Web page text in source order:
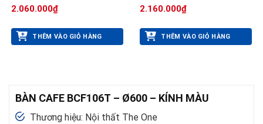
2.060.000₫
THÊM VÀO GIỎ HÀNG
2.160.000₫
THÊM VÀO GIỎ HÀNG
BÀN CAFE BCF106T – Ø600 – KÍNH MÀU
Thương hiệu: Nội thất The One